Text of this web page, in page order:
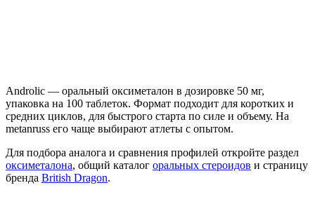
Androlic — оральный оксиметалон в дозировке 50 мг,
упаковка на 100 таблеток. Формат подходит для коротких и
средних циклов, для быстрого старта по силе и объему. На
metanruss его чаще выбирают атлеты с опытом.
Для подбора аналога и сравнения профилей откройте раздел
оксиметалона, общий каталог оральных стероидов и страницу
бренда British Dragon.